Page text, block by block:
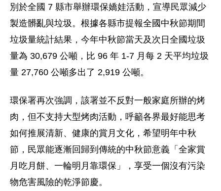
別於全國 7 縣市舉辦環保嬌娃活動，宣導民眾減少
製造髒亂與垃圾。根據各縣市提報全國中秋節期間
垃圾量統計結果，今年中秋節當天及次日全國垃圾
量為 30,679 公噸，比 96 年 1-7 月每 2 天平均垃圾
量 27,760 公噸多出了 2,919 公噸。
環保署再次強調，該署並不反對一般家庭所辦的烤
肉，但不支持大型烤肉活動，呼籲各界最好能思考
如何推展清新、健康的賞月文化，希望明年中秋
節，民眾能逐漸回歸到傳統的中秋節意義「全家賞
月吃月餅、一輪明月靠環保」，享受一個沒有污染
物危害風險的乾淨節慶。